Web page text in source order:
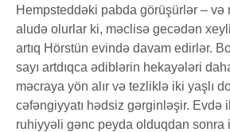
Hempsteddəki pabda görüşürlər –
aludə olurlar ki, məclisə gecədən
artıq Hörstün evində davam edirlər.
sayı artdıqca ədiblərin hekayələri
məcraya yön alır və tezliklə iki yaşlı
cəfəngiyyatı hədsiz gərginləşir. Evdə
ruhiyyəli gənc peyda olduqdan sonra